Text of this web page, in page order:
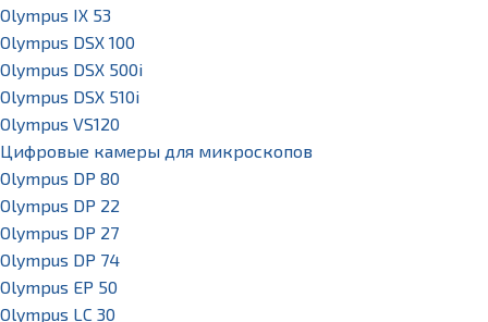
Olympus IX 53
Olympus DSX 100
Olympus DSX 500i
Olympus DSX 510i
Olympus VS120
Цифровые камеры для микроскопов
Olympus DP 80
Olympus DP 22
Olympus DP 27
Olympus DP 74
Olympus EP 50
Olympus LC 30